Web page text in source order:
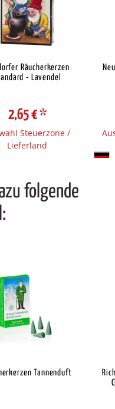
Räucherkerzen
- Lavendel
2,65 €*
Steuerzone /
Lieferland
folgende
Tannenduft